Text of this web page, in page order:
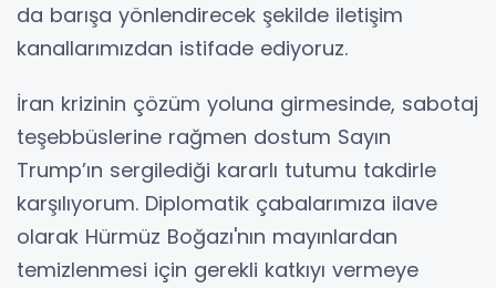
da barışa yönlendirecek şekilde iletişim
kanallarımızdan istifade ediyoruz.
İran krizinin çözüm yoluna girmesinde, sabotaj
teşebbüslerine rağmen dostum Sayın
Trump’ın sergilediği kararlı tutumu takdirle
karşılıyorum. Diplomatik çabalarımıza ilave
olarak Hürmüz Boğazı'nın mayınlardan
temizlenmesi için gerekli katkıyı vermeye